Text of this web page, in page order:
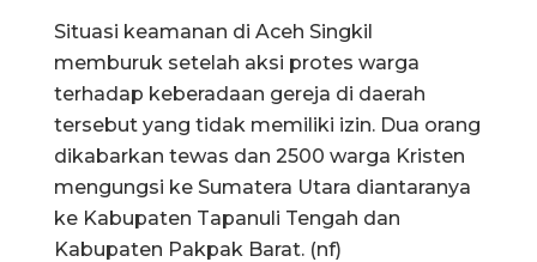
Situasi keamanan di Aceh Singkil
memburuk setelah aksi protes warga
terhadap keberadaan gereja di daerah
tersebut yang tidak memiliki izin. Dua orang
dikabarkan tewas dan 2500 warga Kristen
mengungsi ke Sumatera Utara diantaranya
ke Kabupaten Tapanuli Tengah dan
Kabupaten Pakpak Barat. (nf)